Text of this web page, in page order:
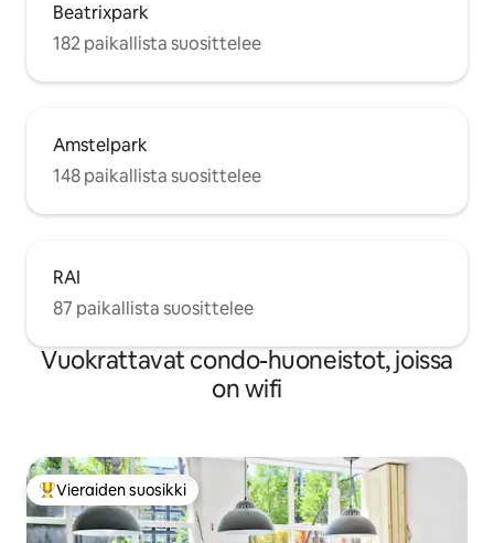
Beatrixpark
182 paikallista suosittelee
Amstelpark
148 paikallista suosittelee
RAI
87 paikallista suosittelee
Vuokrattavat condo-huoneistot, joissa
on wifi
Vieraiden suosikkien parhaimmistoa
Vieraiden suosikki